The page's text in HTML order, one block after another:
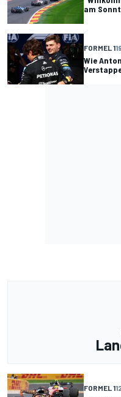
am
FORMEL 1
Wie
FORMEL 1